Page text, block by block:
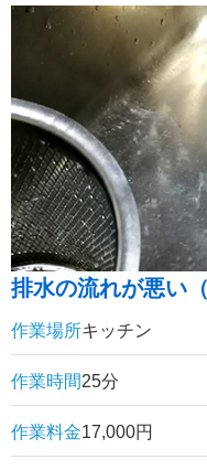
排水の流れが悪い
作業場所キッチン
作業時間25分
作業料金17,000円